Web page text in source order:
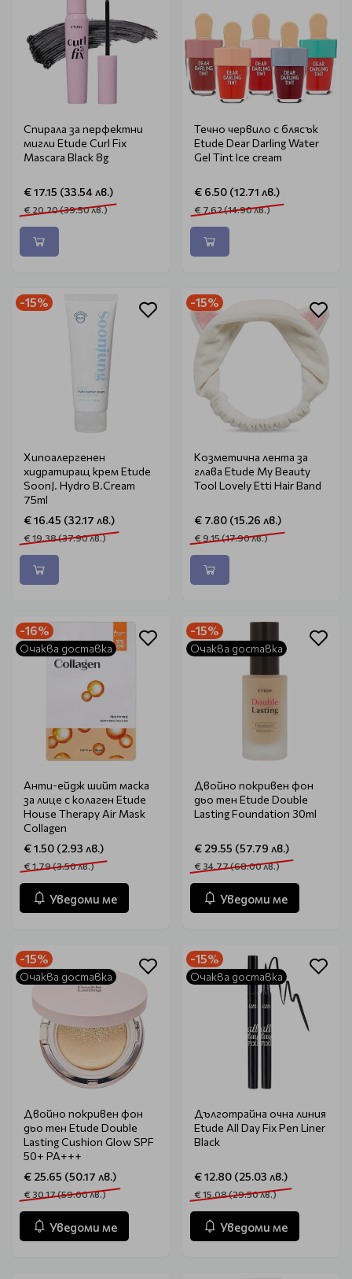
Спирала за перфектни
мигли Etude Curl Fix
Mascara Black 8g
€ 17.15 (33.54 лв.)
€ 20.20 (39.50 лв.)
Течно червило с блясък
Etude Dear Darling Water
Gel Tint Ice cream
€ 6.50 (12.71 лв.)
€ 7.62 (14.90 лв.)
-15%
Хипоалергенен
хидратиращ крем Etude
SoonJ. Hydro B.Cream
75ml
€ 16.45 (32.17 лв.)
€ 19.38 (37.90 лв.)
-15%
Козметична лента за
глава Etude My Beauty
Tool Lovely Etti Hair Band
€ 7.80 (15.26 лв.)
€ 9.15 (17.90 лв.)
-16%
Очаква доставка
Анти-ейдж шийт маска
за лице с колаген Etude
House Therapy Air Mask
Collagen
€ 1.50 (2.93 лв.)
€ 1.79 (3.50 лв.)
Уведоми ме
-15%
Очаква доставка
Двойно покривен фон
дьо тен Etude Double
Lasting Foundation 30ml
€ 29.55 (57.79 лв.)
€ 34.77 (68.00 лв.)
Уведоми ме
-15%
Очаква доставка
Двойно покривен фон
дьо тен Еtude Double
Lasting Cushion Glow SPF
50+ PA+++
€ 25.65 (50.17 лв.)
€ 30.17 (59.00 лв.)
Уведоми ме
-15%
Очаква доставка
Дълготрайна очна линия
Etude All Day Fix Pen Liner
Black
€ 12.80 (25.03 лв.)
€ 15.08 (29.50 лв.)
Уведоми ме